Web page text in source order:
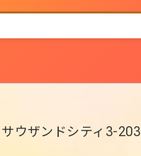
サウザンドシティ3-203